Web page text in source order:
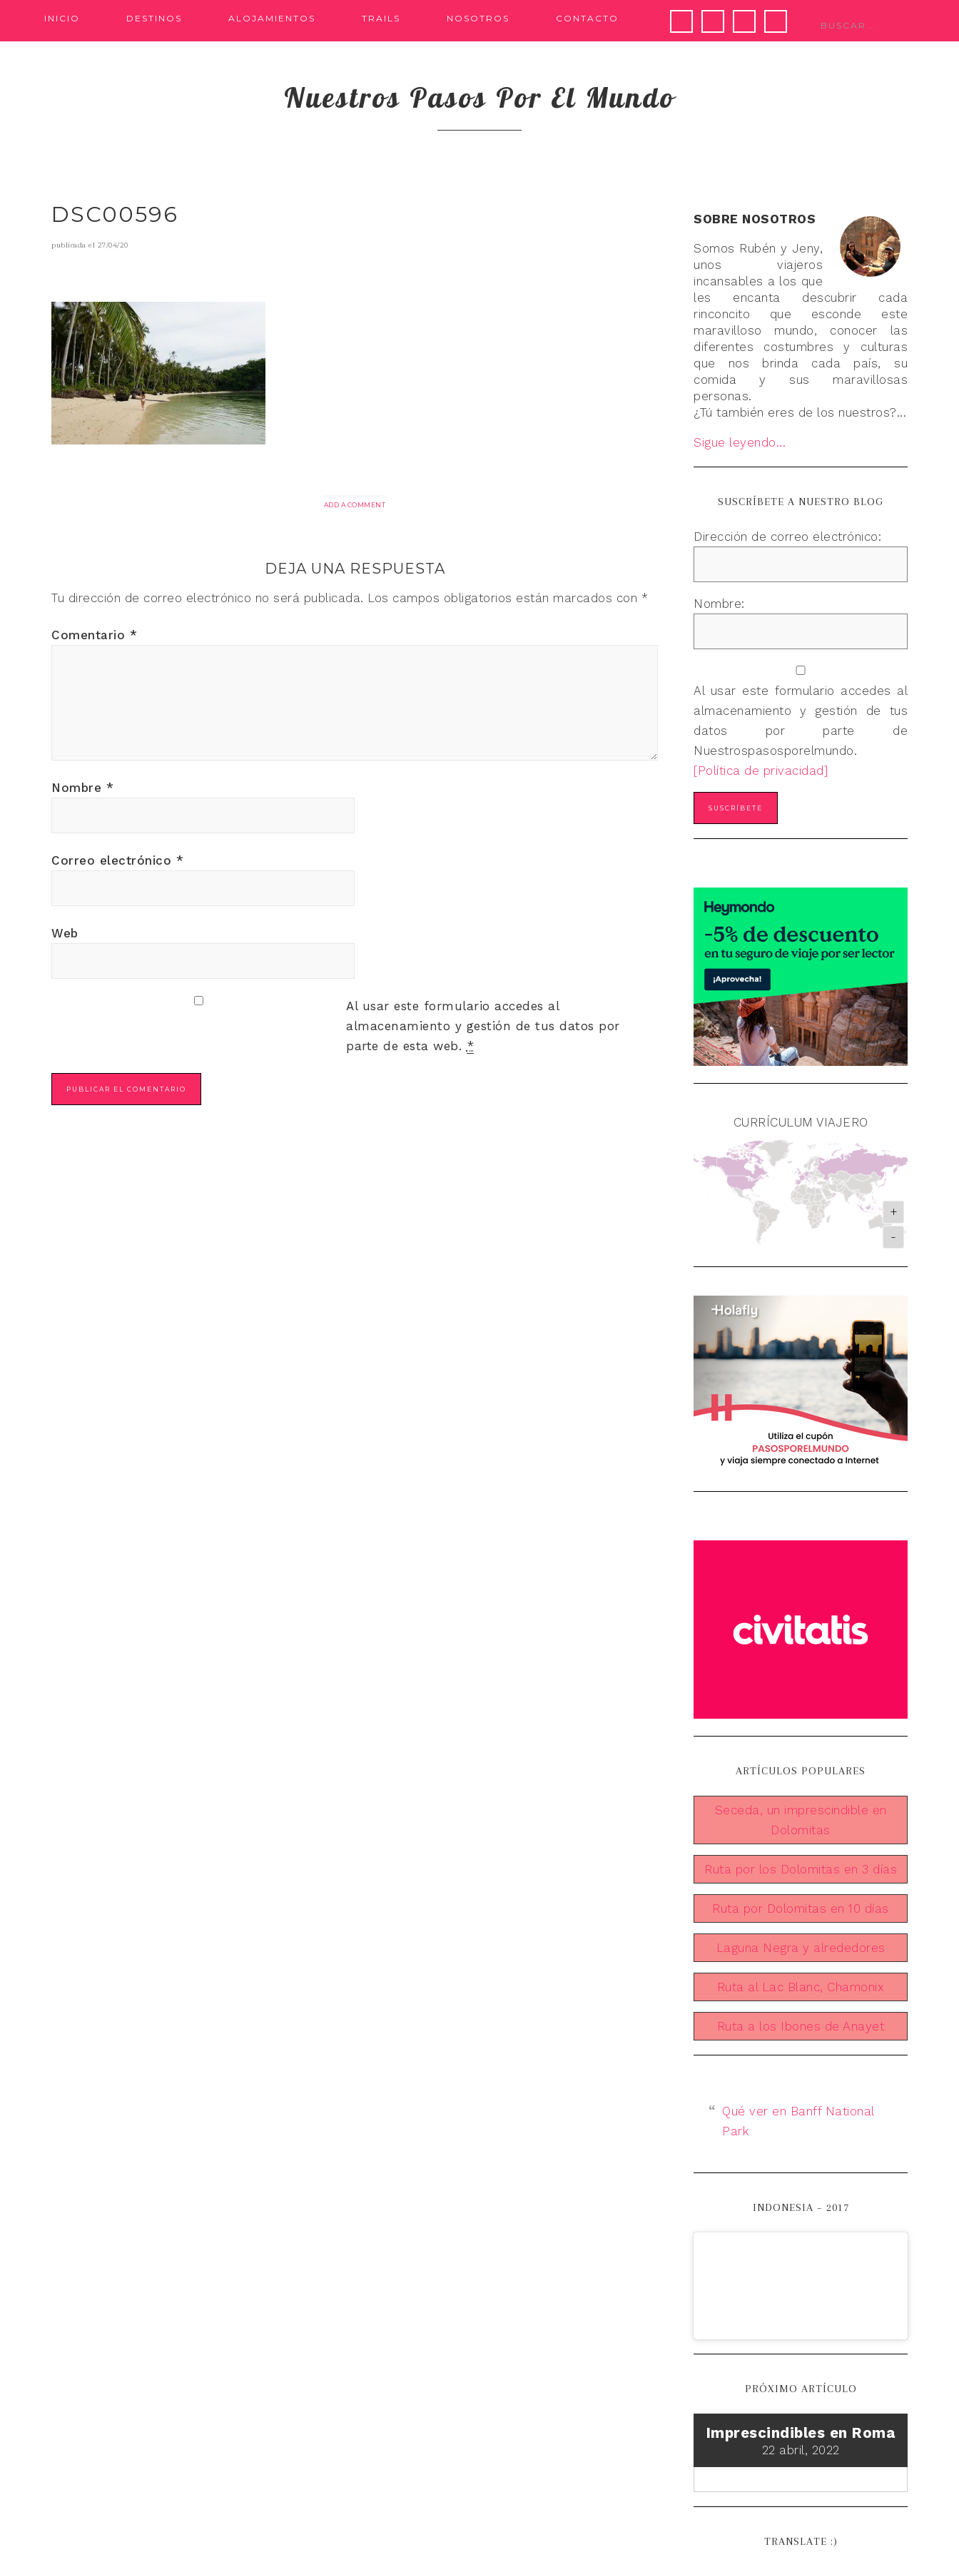
INICIO DESTINOS ALOJAMIENTOS TRAILS NOSOTROS CONTACTO
Nuestros Pasos Por El Mundo
DSC00596
publicada el 27/04/20
ADD A COMMENT
DEJA UNA RESPUESTA
Tu dirección de correo electrónico no será publicada. Los campos obligatorios están marcados con *
Comentario *
Nombre *
Correo electrónico *
Web
Al usar este formulario accedes al
almacenamiento y gestión de tus datos por
parte de esta web. *
SOBRE NOSOTROS
Somos Rubén y Jeny,
unos viajeros
incansables a los que
les encanta descubrir cada
rinconcito que esconde este
maravilloso mundo, conocer las
diferentes costumbres y culturas
que nos brinda cada país, su
comida y sus maravillosas
personas.
¿Tú también eres de los nuestros?...
Sigue leyendo...
SUSCRÍBETE A NUESTRO BLOG
Dirección de correo electrónico:
Nombre:
Al usar este formulario accedes al
almacenamiento y gestión de tus
datos por parte de
Nuestrospasosporelmundo.
[Política de privacidad]
CURRÍCULUM VIAJERO
+
-
ARTÍCULOS POPULARES
Seceda, un imprescindible en
Dolomitas
Ruta por los Dolomitas en 3 días
Ruta por Dolomitas en 10 días
Laguna Negra y alrededores
Ruta al Lac Blanc, Chamonix
Ruta a los Ibones de Anayet
Qué ver en Banff National
Park
INDONESIA – 2017
PRÓXIMO ARTÍCULO
Imprescindibles en Roma
22 abril, 2022
TRANSLATE :)